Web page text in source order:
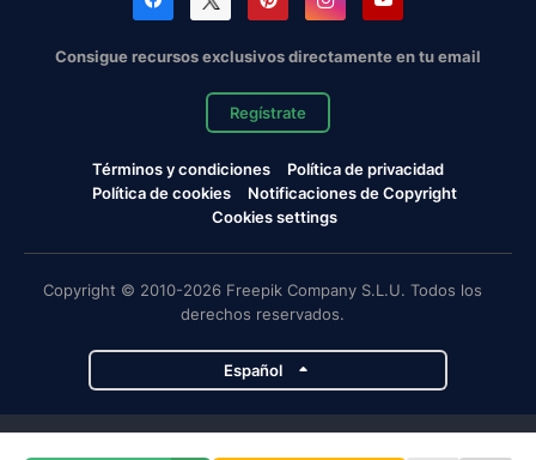
Consigue recursos exclusivos directamente en tu email
Regístrate
Términos y condiciones
Política de privacidad
Política de cookies
Notificaciones de Copyright
Cookies settings
Copyright © 2010-2026 Freepik Company S.L.U. Todos los
derechos reservados.
Español